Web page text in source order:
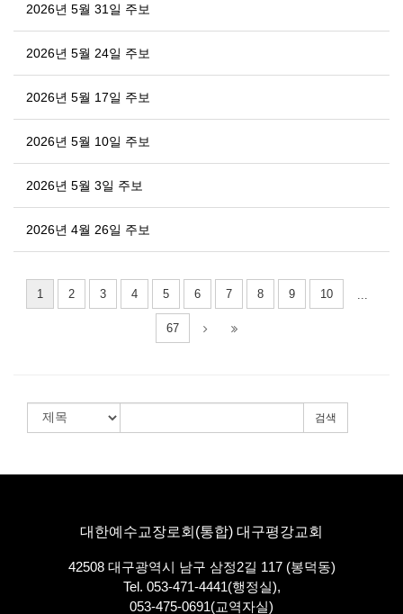
2026년 5월 31일 주보
2026년 5월 24일 주보
2026년 5월 17일 주보
2026년 5월 10일 주보
2026년 5월 3일 주보
2026년 4월 26일 주보
1 2 3 4 5 6 7 8 9 10 ...
67
검색
대한예수교장로회(통합) 대구평강교회
42508 대구광역시 남구 삼정2길 117 (봉덕동)
Tel. 053-471-4441(행정실),
053-475-0691(교역자실)